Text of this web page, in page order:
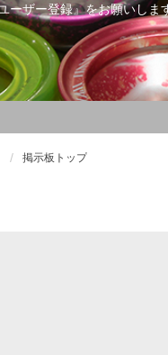
ザー登録』をお願いし
掲示板トップ